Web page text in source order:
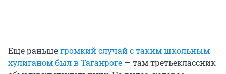
Еще раньшегромкий случай с таким школьным
хулиганом был в Таганроге — там третьеклассник